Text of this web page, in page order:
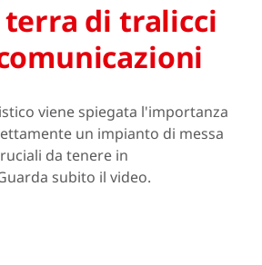
terra di tralicci
viene spiegata l'importanza
un impianto di messa
da tenere in
subito il video.